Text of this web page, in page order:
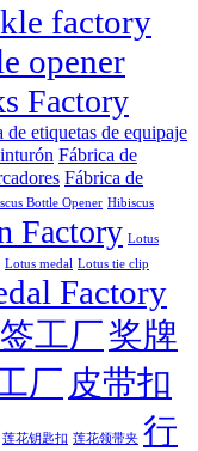
factory
opener
Factory
de etiquetas de equipaje
Fábrica de
Fábrica de
Bottle Opener Hibiscus
Factory Lotus
Lotus medal Lotus tie clip
Factory
工厂奖牌
厂 皮带扣
莲花钥匙扣 莲花领带夹 行